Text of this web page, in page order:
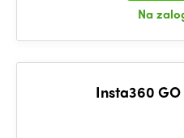
Na
Insta360